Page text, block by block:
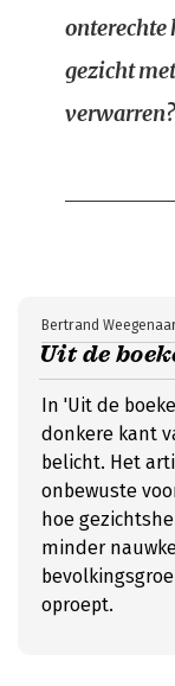
onterechte
gezicht
verwarren?
Uit de
Bertrand
In 'Uit de
donkere kant
belicht. Het
onbewuste
hoe
minder
oproept.